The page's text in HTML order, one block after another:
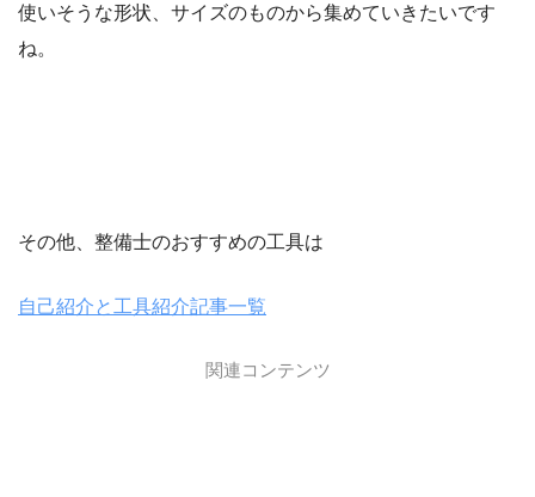
使いそうな形状、サイズのものから集めていきたいです
ね。
その他、整備士のおすすめの工具は
自己紹介と工具紹介記事一覧
関連コンテンツ